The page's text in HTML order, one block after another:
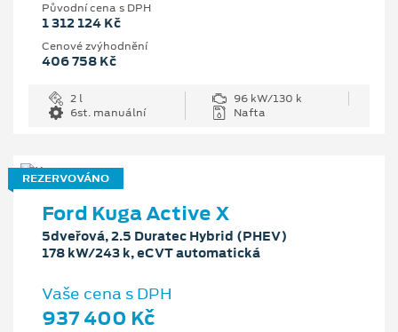
Původní cena s DPH
1 312 124 Kč
Cenové zvýhodnění
406 758 Kč
2 l
96 kW/130 k
6st. manuální
Nafta
REZERVOVÁNO
Ford Kuga Active X
5dveřová, 2.5 Duratec Hybrid (PHEV)
178 kW/243 k, eCVT automatická
Vaše cena s DPH
937 400 Kč